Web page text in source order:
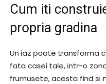
Cum iti
propria gradina
Un iaz poate transforma
fata casei tale, intr-o
frumusete, acesta find si